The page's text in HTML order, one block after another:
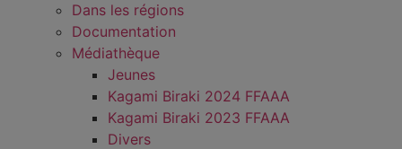
Dans les régions
Documentation
Médiathèque
Jeunes
Kagami Biraki 2024 FFAAA
Kagami Biraki 2023 FFAAA
Divers